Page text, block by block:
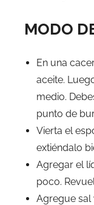
MODO
En una
aceite.
medio.
punto de
Vierta el
extiéndalo
Agregar el
poco.
Agregue sal